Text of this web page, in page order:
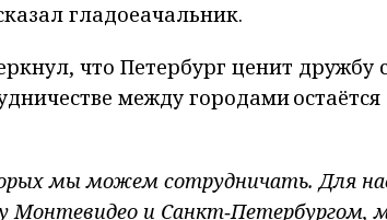
гладоеачальник.
что Петербург ценит дружбу
между городами
мы можем сотрудничать. Для
и Санкт‑Петербургом,